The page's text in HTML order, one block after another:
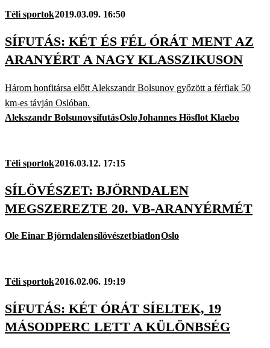
Téli sportok2019.03.09. 16:50
SÍFUTÁS: KÉT ÉS FÉL ÓRÁT MENT AZ
ARANYÉRT A NAGY KLASSZIKUSON
Három honfitársa előtt Alekszandr Bolsunov győzött a férfiak 50
km-es távján Oslóban.
Alekszandr BolsunovsífutásOsloJohannes Hösflot Klaebo
Téli sportok2016.03.12. 17:15
SÍLÖVÉSZET: BJÖRNDALEN
MEGSZEREZTE 20. VB-ARANYÉRMÉT
Ole Einar BjörndalensílövészetbiatlonOslo
Téli sportok2016.02.06. 19:19
SÍFUTÁS: KÉT ÓRÁT SÍELTEK, 19
MÁSODPERC LETT A KÜLÖNBSÉG